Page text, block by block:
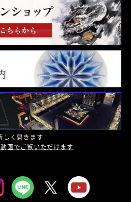
しく開きます
画でご覧いただけます